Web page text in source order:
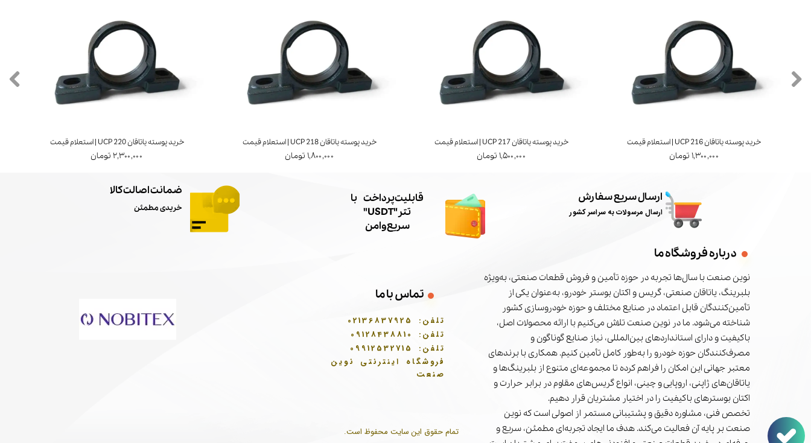
خرید پوسته یاتاقان UCP 220 | استعلام قیمت
۲,۳۰۰,۰۰۰ تومان
خرید پوسته یاتاقان UCP 218 | استعلام قیمت
۱,۸۰۰,۰۰۰ تومان
خرید پوسته یاتاقان UCP 217 | استعلام قیمت
۱,۵۰۰,۰۰۰ تومان
خرید پوسته یاتاقان UCP 216 | استعلام قیمت
۱,۳۰۰,۰۰۰ تومان
تمام حقوق این سایت محفوظ است.
ارسال سریع سفارش
ارسال مرسولات به سراسر کشور
ضمانت اصالت کالا
خریدی مطمئن
درباره فروشگاه ما
نوین صنعت با سال‌ها تجربه در حوزه تأمین و فروش قطعات صنعتی، به‌ویژه
بلبرینگ، یاتاقان صنعتی، گریس و اکتان بوستر خودرو، به‌عنوان یکی از
تأمین‌کنندگان قابل اعتماد در صنایع مختلف و حوزه خودروسازی کشور
شناخته می‌شود. ما در نوین صنعت تلاش می‌کنیم با ارائه محصولات اصل،
باکیفیت و دارای استانداردهای بین‌المللی، نیاز صنایع گوناگون و
مصرف‌کنندگان حوزه خودرو را به‌طور کامل تأمین کنیم. همکاری با برندهای
معتبر جهانی این امکان را فراهم کرده تا مجموعه‌ای متنوع از بلبرینگ‌ها و
یاتاقان‌های ژاپنی، اروپایی و چینی، انواع گریس‌های مقاوم در برابر حرارت و
اکتان بوسترهای باکیفیت را در اختیار مشتریان قرار دهیم.
تخصص فنی، مشاوره دقیق و پشتیبانی مستمر از اصولی است که نوین
صنعت بر پایه آن فعالیت می‌کند. هدف ما ایجاد تجربه‌ای مطمئن، سریع و
تماس با ما
تلفن:
02136837925
تلفن:
09128438810
تلفن:
09912532715
فروشگاه اینترنتی نوین
صنعت
​قابلیت پرداخت با
تتر"USDT"
سریع و امن